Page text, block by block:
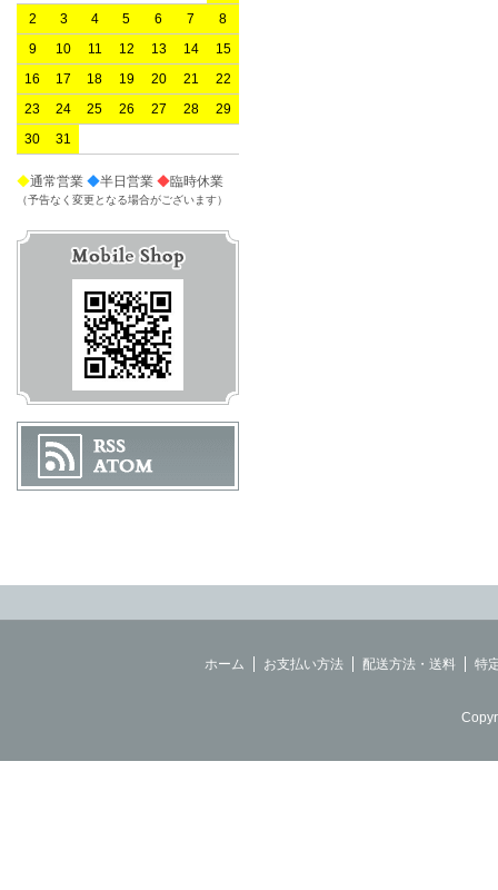
2
3 4 5 6 7
8
9
10 11 12 13 14
15
16
17 18 19 20 21
22
23
24 25 26 27 28
29
30
31
◆通常営業 ◆半日営業 ◆臨時休業
（予告なく変更となる場合がございます）
ホーム お支払い方法 配送方法・送料 特